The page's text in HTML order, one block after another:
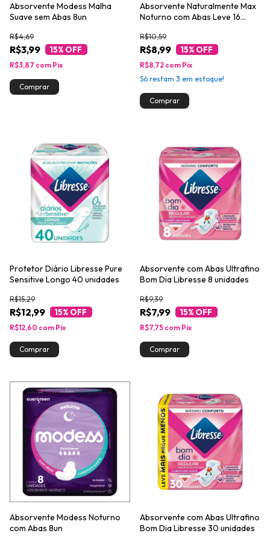
Absorvente Modess Malha
Suave sem Abas 8un
R$3,99
R$4,69
15% OFF
R$3,87 com Pix
Absorvente Naturalmente Max
Noturno com Abas Leve 16
R$8,99
R$10,59
15% OFF
R$8,72 com Pix
Só restam 3 em estoque!
Protetor Diário Libresse Pure
Sensitive Longo 40 unidades
R$12,99
R$15,29
15% OFF
R$12,60 com Pix
Absorvente com Abas Ultrafino
Bom Dia Libresse 8 unidades
R$7,99
R$9,39
15% OFF
R$7,75 com Pix
Absorvente Modess Noturno
com Abas 8un
Absorvente com Abas Ultrafino
Bom Dia Libresse 30 unidades